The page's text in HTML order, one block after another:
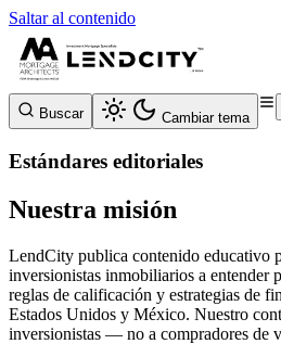
Saltar al contenido
Buscar Cambiar tema
Estándares editoriales
Nuestra misión
LendCity publica contenido educativo
inversionistas inmobiliarios a entender
reglas de calificación y estrategias de
Estados Unidos y México. Nuestro
inversionistas — no a compradores de